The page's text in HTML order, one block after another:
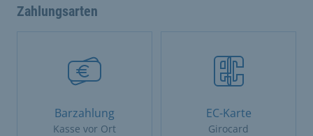
Zahlungsarten
Barzahlung
Kasse vor Ort
EC-Karte
Girocard